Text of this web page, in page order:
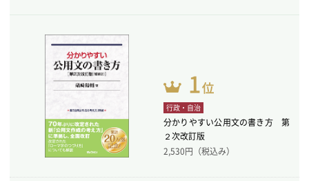
行政・自治
分かりやすい公用文の書き方 第
２次改訂版
2,530円（税込み）